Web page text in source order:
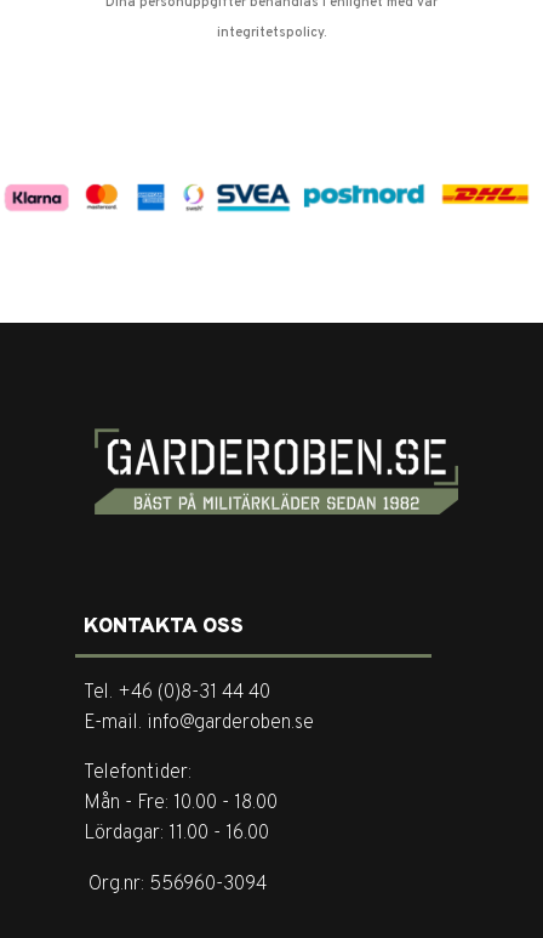
integritetspolicy.
KONTAKTA OSS
Tel. +46 (0)8-31 44 40
E-mail. info@garderoben.se
Telefontider:
Mån - Fre: 10.00 - 18.00
Lördagar: 11.00 - 16.00
Org.nr: 556960-3094